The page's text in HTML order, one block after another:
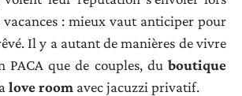
vacances : mieux vaut anticiper pour
Il y a autant de manières de vivre
PACA que de couples, du boutique
love room avec jacuzzi privatif.